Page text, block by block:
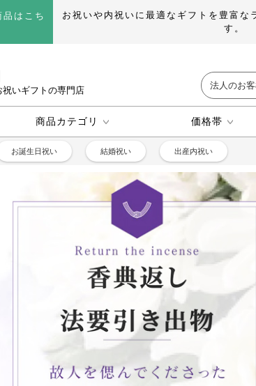
品はこち
お祝いや内祝いに最適なギフトを豊富な
す。
祝いギフトの専門店
法人のお
商品カテゴリ 価格帯
お誕生日祝い 結婚祝い 出産内祝い